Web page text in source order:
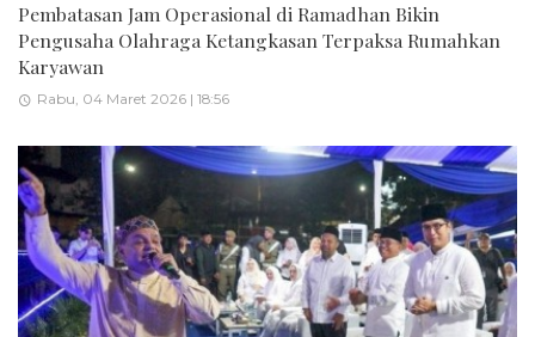
Pembatasan Jam Operasional di Ramadhan Bikin
Pengusaha Olahraga Ketangkasan Terpaksa Rumahkan
Karyawan
Rabu, 04 Maret 2026 | 18:56